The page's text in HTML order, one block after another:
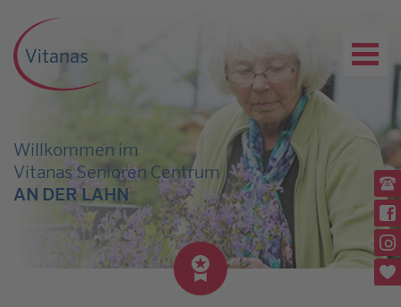
Willkommen im
Vitanas Senioren Centrum
AN DER LAHN